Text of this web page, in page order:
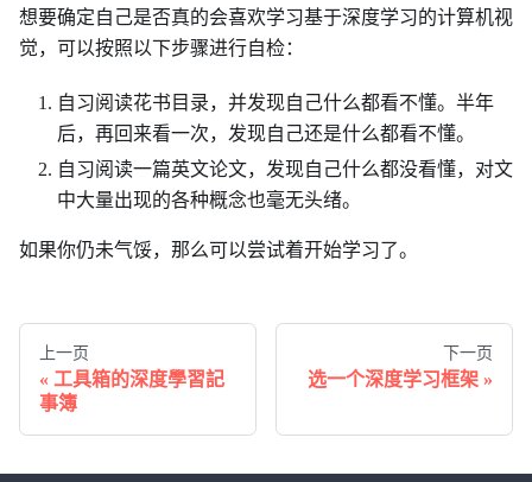
想要确定自己是否真的会喜欢学习基于深度学习的计算机视
觉，可以按照以下步骤进行自检：
自习阅读花书目录，并发现自己什么都看不懂。半年
后，再回来看一次，发现自己还是什么都看不懂。
自习阅读一篇英文论文，发现自己什么都没看懂，对文
中大量出现的各种概念也毫无头绪。
如果你仍未气馁，那么可以尝试着开始学习了。
上一页
工具箱的深度學習記
事簿
下一页
选一个深度学习框架